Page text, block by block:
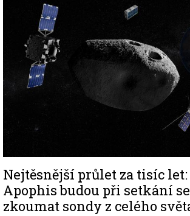
Nejtěsnější průlet za tisíc
Apophis budou při setkání
zkoumat sondy z celého